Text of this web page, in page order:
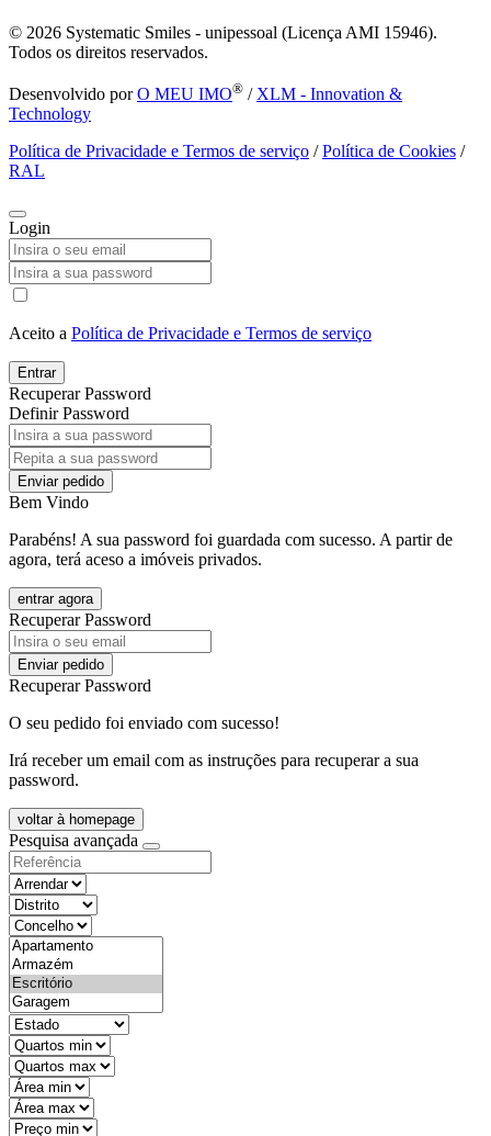
© 2026 Systematic Smiles - unipessoal (Licença AMI 15946).
Todos os direitos reservados.
Desenvolvido porO MEU IMO® / XLM - Innovation &
Technology
Política de Privacidade e Termos de serviço /Política de Cookies /
RAL
Login
Aceito a Política de Privacidade e Termos de serviço
Entrar
Recuperar Password
Definir Password
Enviar pedido
Bem Vindo
Parabéns! A sua password foi guardada com sucesso. A partir de
agora, terá aceso a imóveis privados.
entrar agora
Recuperar Password
Enviar pedido
Recuperar Password
O seu pedido foi enviado com sucesso!
Irá receber um email com as instruções para recuperar a sua
password.
voltar à homepage
Pesquisa avançada
objective
districtId
countyId
types
state
mintypo
maxtypo
minarea
maxarea
minprice